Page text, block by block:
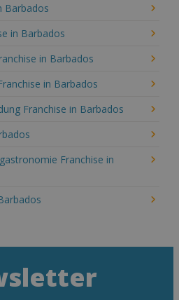
Barbados
in Barbados
in Barbados
in Barbados
Franchise in Barbados
Franchise in